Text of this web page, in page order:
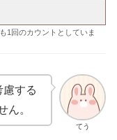
1回のカウントとしていま
てう
する
ん。